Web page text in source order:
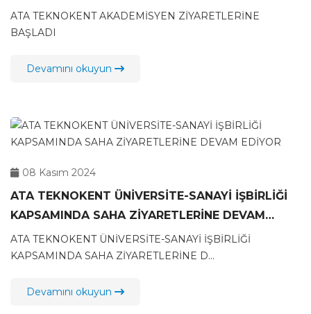
ATA TEKNOKENT AKADEMİSYEN ZİYARETLERİNE
BAŞLADI
Devamını okuyun
08 Kasım 2024
ATA TEKNOKENT ÜNİVERSİTE-SANAYİ İŞBİRLİĞİ
KAPSAMINDA SAHA ZİYARETLERİNE DEVAM
EDİYOR
ATA TEKNOKENT ÜNİVERSİTE-SANAYİ İŞBİRLİĞİ
KAPSAMINDA SAHA ZİYARETLERİNE D...
Devamını okuyun